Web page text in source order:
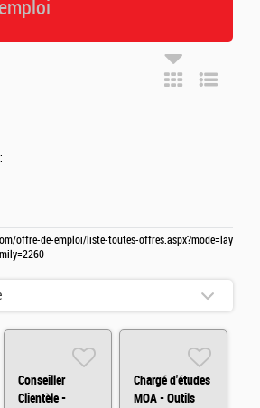
offre-de-emploi/liste-toutes-offres.aspx?mode=lay
Conseiller
Clientèle -
Chargé d'études
MOA - Outils